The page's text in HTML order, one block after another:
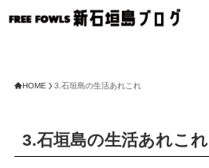
HOME 3.石垣島の生活あれこれ
3.石垣島の生活あれこれ